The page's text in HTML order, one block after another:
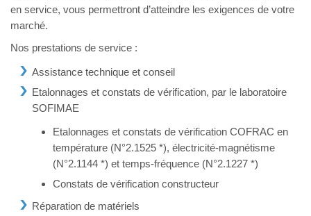
en service, vous permettront d’atteindre les exigences de votre
marché.
Nos prestations de service :
Assistance technique et conseil
Etalonnages et constats de vérification, par le laboratoire
SOFIMAE
Etalonnages et constats de vérification COFRAC en
température (N°2.1525 *), électricité-magnétisme
(N°2.1144 *) et temps-fréquence (N°2.1227 *)
Constats de vérification constructeur
Réparation de matériels